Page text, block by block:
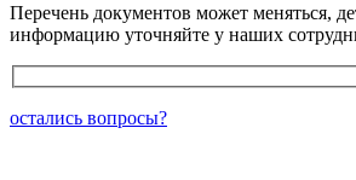
Перечень документов может меняться,
информацию уточняйте у наших
остались вопросы?